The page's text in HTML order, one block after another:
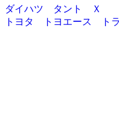
投
稿
ダイハツ タント Ｘ
トヨタ トヨエース ト